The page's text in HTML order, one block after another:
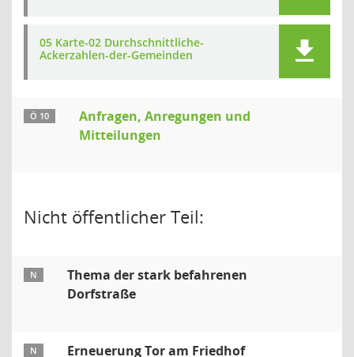
05 Karte-02 Durchschnittliche-
Ackerzahlen-der-Gemeinden
Ö 10
Anfragen, Anregungen und
Mitteilungen
Nicht öffentlicher Teil:
N
Thema der stark befahrenen
Dorfstraße
N Erneuerung Tor am Friedhof